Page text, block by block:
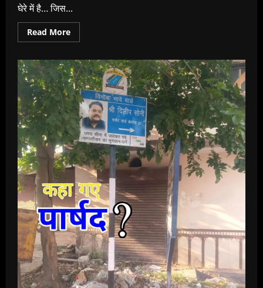
घेरे में है… जिस...
Read MoreRead
more
ने
बता
दिया
सच,
विकास
नहीं.भ्रष्टाचार
में
दौड़
रहा
है
गौरव
पथ!”सड़क
बनने
से
ही
बिखरने
लगी
व्यवस्था,
विकास
के
नाम
पर
किसका
कारोबार?